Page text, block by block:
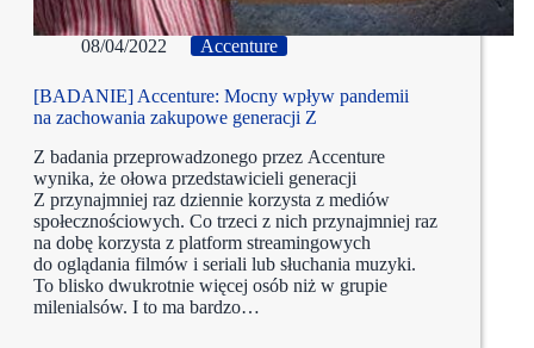
08/04/2022 Accenture
[BADANIE] Accenture: Mocny wpływ pandemii
na zachowania zakupowe generacji Z
Z badania przeprowadzonego przez Accenture
wynika, że ołowa przedstawicieli generacji
Z przynajmniej raz dziennie korzysta z mediów
społecznościowych. Co trzeci z nich przynajmniej raz
na dobę korzysta z platform streamingowych
do oglądania filmów i seriali lub słuchania muzyki.
To blisko dwukrotnie więcej osób niż w grupie
milenialsów. I to ma bardzo…